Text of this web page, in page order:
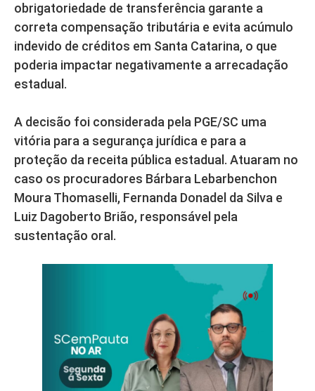
obrigatoriedade de transferência garante a
correta compensação tributária e evita acúmulo
indevido de créditos em Santa Catarina, o que
poderia impactar negativamente a arrecadação
estadual.
A decisão foi considerada pela PGE/SC uma
vitória para a segurança jurídica e para a
proteção da receita pública estadual. Atuaram no
caso os procuradores Bárbara Lebarbenchon
Moura Thomaselli, Fernanda Donadel da Silva e
Luiz Dagoberto Brião, responsável pela
sustentação oral.